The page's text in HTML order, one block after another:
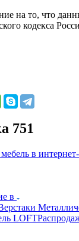
на то, что
кодекса
751
в
в
LOFT